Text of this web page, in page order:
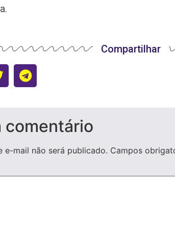
Compartilhar
comentário
e-mail não será publicado. Campos